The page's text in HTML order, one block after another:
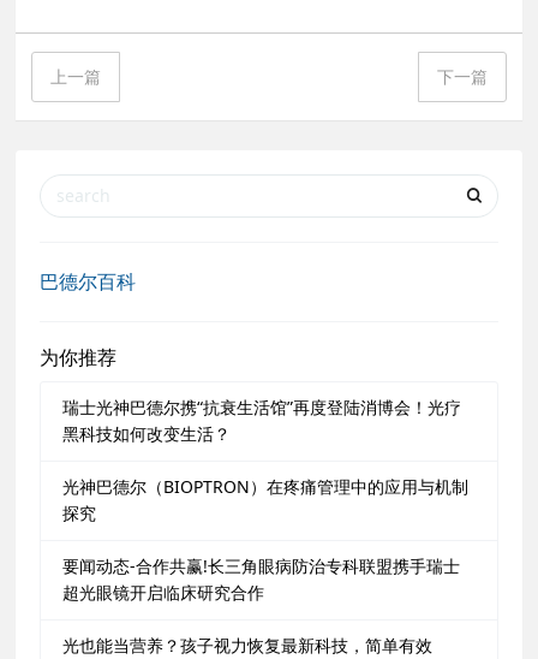
上一篇 下一篇
巴德尔百科
为你推荐
瑞士光神巴德尔携“抗衰生活馆”再度登陆消博会！光疗
黑科技如何改变生活？
光神巴德尔（BIOPTRON）在疼痛管理中的应用与机制
探究
要闻动态-合作共赢!长三角眼病防治专科联盟携手瑞士
超光眼镜开启临床研究合作
光也能当营养？孩子视力恢复最新科技，简单有效